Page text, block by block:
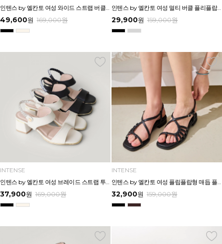
49,600원 169,000원
인텐스 by 엘칸토 여성 멀티 버클 플리플랍형 미드힐 샌들 4cm LCWW24I626
29,900원 159,000원
INTENSE
37,900원 169,000원
INTENSE
32,900원 159,000원